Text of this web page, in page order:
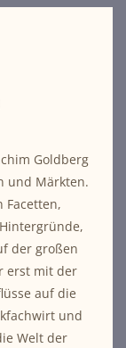
Goldberg
und Märkten.
Facetten,
der großen
erst mit der
auf die
und
Welt der